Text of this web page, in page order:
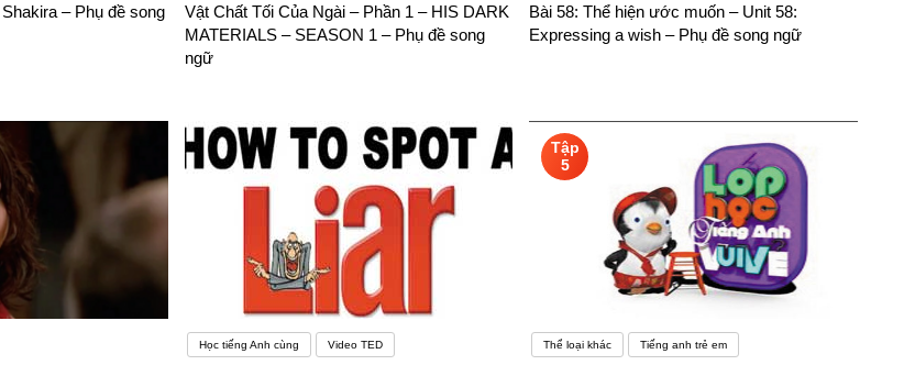
với mức lương mong muốn, chúng tôi có thể chắc chắn với bạn một điều rằng học ngành ngôn ngữ Anh bạn sẽ
lịch, đi công tác,… miễn là ra nước ngoài thì với bạn có thể tự mình khám phá mà không cần đến một phiên dịch viên
– Phụ đề song
Vật Chất Tối Của Ngài – Phần 1 – HIS DARK
MATERIALS – SEASON 1 – Phụ đề song
ngữ
Bài 58: Thể hiện ước muốn – Unit 58:
Expressing a wish – Phụ đề song ngữ
Học tiếng Anh cùng Video TED
Tập
5
Thể loại khác Tiếng anh trẻ em